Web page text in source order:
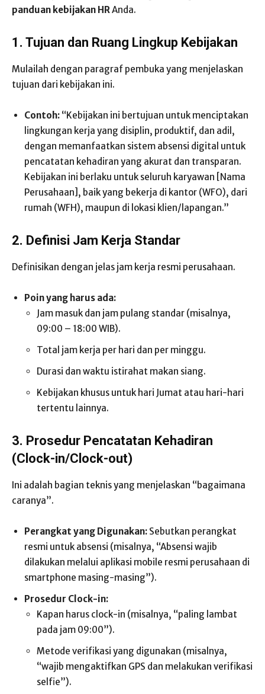
panduan kebijakan HRAnda.
1. Tujuan dan Ruang Lingkup Kebijakan
Mulailah dengan paragraf pembuka yang menjelaskan
tujuan dari kebijakan ini.
Contoh: “Kebijakan ini bertujuan untuk menciptakan
lingkungan kerja yang disiplin, produktif, dan adil,
dengan memanfaatkan sistem absensi digital untuk
pencatatan kehadiran yang akurat dan transparan.
Kebijakan ini berlaku untuk seluruh karyawan [Nama
Perusahaan], baik yang bekerja di kantor (WFO), dari
rumah (WFH), maupun di lokasi klien/lapangan.”
2. Definisi Jam Kerja Standar
Definisikan dengan jelas jam kerja resmi perusahaan.
Poin yang harus ada:
Jam masuk dan jam pulang standar (misalnya,
09:00 – 18:00 WIB).
Total jam kerja per hari dan per minggu.
Durasi dan waktu istirahat makan siang.
Kebijakan khusus untuk hari Jumat atau hari-hari
tertentu lainnya.
3. Prosedur Pencatatan Kehadiran
(Clock-in/Clock-out)
Ini adalah bagian teknis yang menjelaskan “bagaimana
caranya”.
Perangkat yang Digunakan: Sebutkan perangkat
resmi untuk absensi (misalnya, “Absensi wajib
dilakukan melalui aplikasi mobile resmi perusahaan di
smartphone masing-masing”).
Prosedur Clock-in:
Kapan harus clock-in (misalnya, “paling lambat
pada jam 09:00”).
Metode verifikasi yang digunakan (misalnya,
“wajib mengaktifkan GPS dan melakukan verifikasi
selfie”).